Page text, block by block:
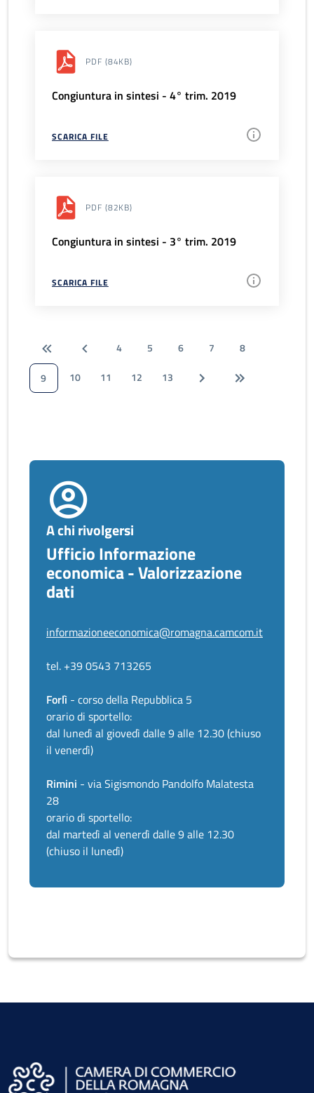
PDF (84KB)
Congiuntura in sintesi - 4° trim. 2019
SCARICA FILE
PDF (82KB)
Congiuntura in sintesi - 3° trim. 2019
SCARICA FILE
4 5 6 7
8
9
10 11 12 13
A chi rivolgersi
Ufficio Informazione
economica - Valorizzazione
dati
informazioneeconomica@romagna.camcom.it
tel. +39 0543 713265
Forlì - corso della Repubblica 5
orario di sportello:
dal lunedì al giovedì dalle 9 alle 12.30 (chiuso
il venerdì)
Rimini - via Sigismondo Pandolfo Malatesta
28
orario di sportello:
dal martedì al venerdì dalle 9 alle 12.30
(chiuso il lunedì)